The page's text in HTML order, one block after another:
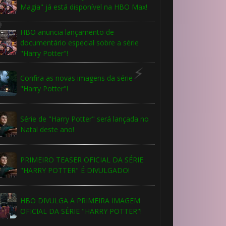
Magia" já está disponível na HBO Max!
HBO anuncia lançamento de
documentário especial sobre a série
"Harry Potter"!
Confira as novas imagens da série
"Harry Potter"!
Série de "Harry Potter" será lançada no
Natal deste ano!
PRIMEIRO TEASER OFICIAL DA SÉRIE
"HARRY POTTER" É DIVULGADO!
HBO DIVULGA A PRIMEIRA IMAGEM
OFICIAL DA SÉRIE "HARRY POTTER"!